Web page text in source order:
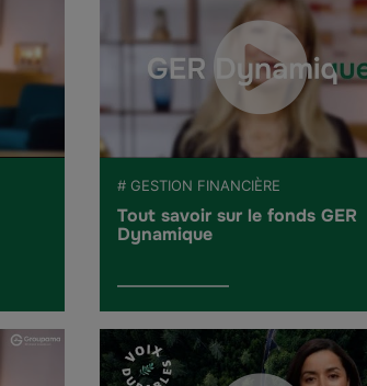
# GESTION FINANCIÈRE
Tout savoir sur le fonds GER
Dynamique